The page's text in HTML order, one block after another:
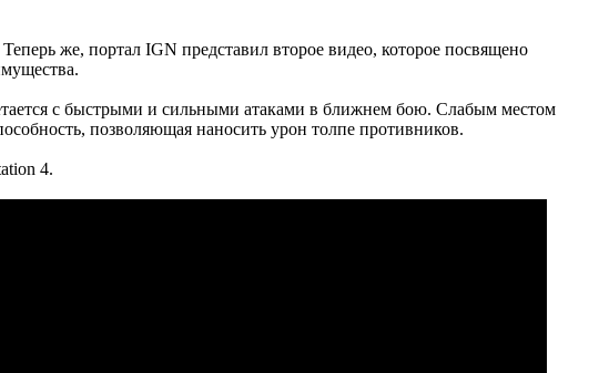
же, портал IGN представил второе видео, которое посвящено
с быстрыми и сильными атаками в ближнем бою. Слабым местом
позволяющая наносить урон толпе противников.
4.